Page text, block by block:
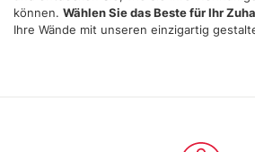
können. Wählen Sie das Beste für Ihr
Ihre Wände mit unseren einzigartig